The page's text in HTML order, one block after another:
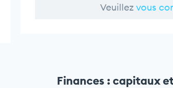
Veuillezvous
Finances : capitaux